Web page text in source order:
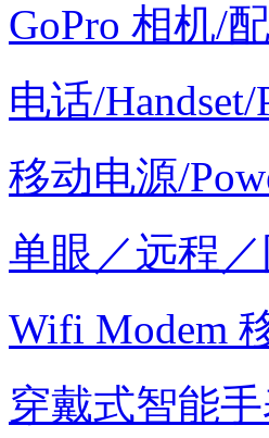
GoPro 相机/
电话/Handset/
移动电源/
单眼／远程
Wifi Modem
穿戴式智能